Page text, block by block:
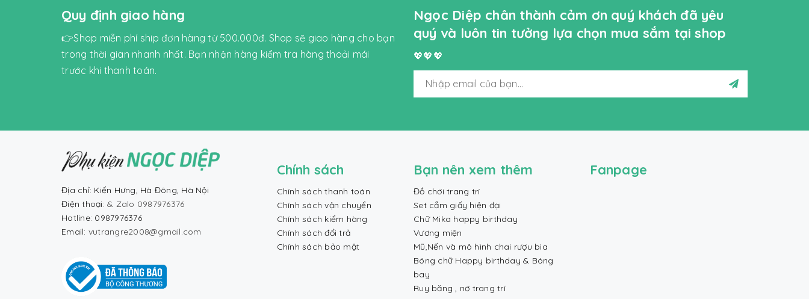
Quy định giao hàng
👉Shop miễn phí ship đơn hàng từ 500.000đ. Shop sẽ giao hàng cho bạn
trong thời gian nhanh nhất. Bạn nhận hàng kiểm tra hàng thoải mái
trước khi thanh toán.
Ngọc Diệp chân thành cảm ơn quý khách đã yêu
quý và luôn tin tưởng lựa chọn mua sắm tại shop
💖💖💖
Địa chỉ: Kiến Hưng, Hà Đông, Hà Nội
Điện thoại: & Zalo 0987976376
Hotline: 0987976376
Email: vutrangre2008@gmail.com
Chính sách
Chính sách thanh toán
Chính sách vận chuyển
Chính sách kiểm hàng
Chính sách đổi trả
Chính sách bảo mật
Bạn nên xem thêm
Đồ chơi trang trí
Set cắm giấy hiện đại
Chữ Mika happy birthday
Vương miện
Mũ,Nến và mô hình chai rượu bia
Bóng chữ Happy birthday & Bóng
bay
Ruy băng , nơ trang trí
Fanpage